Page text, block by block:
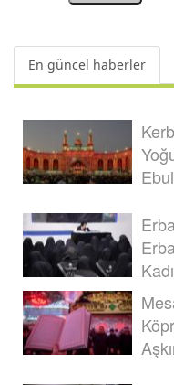
En güncel haberler